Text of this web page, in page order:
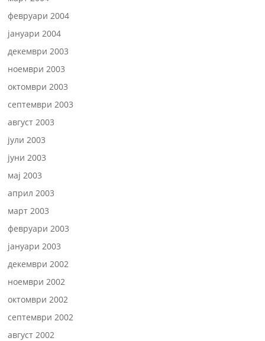
февруари 2004
јануари 2004
декември 2003
ноември 2003
октомври 2003
септември 2003
август 2003
јули 2003
јуни 2003
мај 2003
април 2003
март 2003
февруари 2003
јануари 2003
декември 2002
ноември 2002
октомври 2002
септември 2002
август 2002